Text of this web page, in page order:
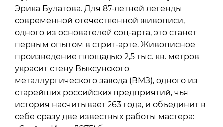
Эрика Булатова. Для 87-летней легенды
современной отечественной живописи,
одного из основателей соц-арта, это станет
первым опытом в стрит-арте. Живописное
произведение площадью 2,5 тыс. кв. метров
украсит стену Выксунского
металлургического завода (ВМЗ), одного из
старейших российских предприятий, чья
история насчитывает 263 года, и объединит в
себе сразу две известных работы мастера: